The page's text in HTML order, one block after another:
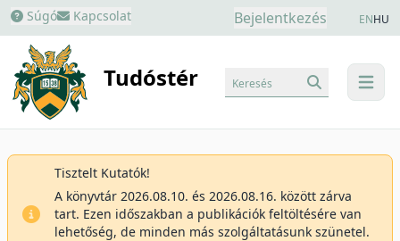
Súgó Kapcsolat Bejelentkezés ENHU
Tudóstér menu
Keresés
Tisztelt Kutatók!
A könyvtár 2026.08.10. és 2026.08.16. között zárva
tart. Ezen időszakban a publikációk feltöltésére van
lehetőség, de minden más szolgáltatásunk szünetel.